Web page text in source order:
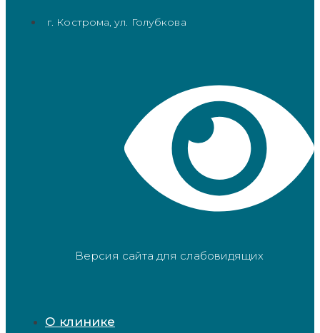
г. Кострома, ул. Голубкова
Версия сайта для слабовидящих
О клинике